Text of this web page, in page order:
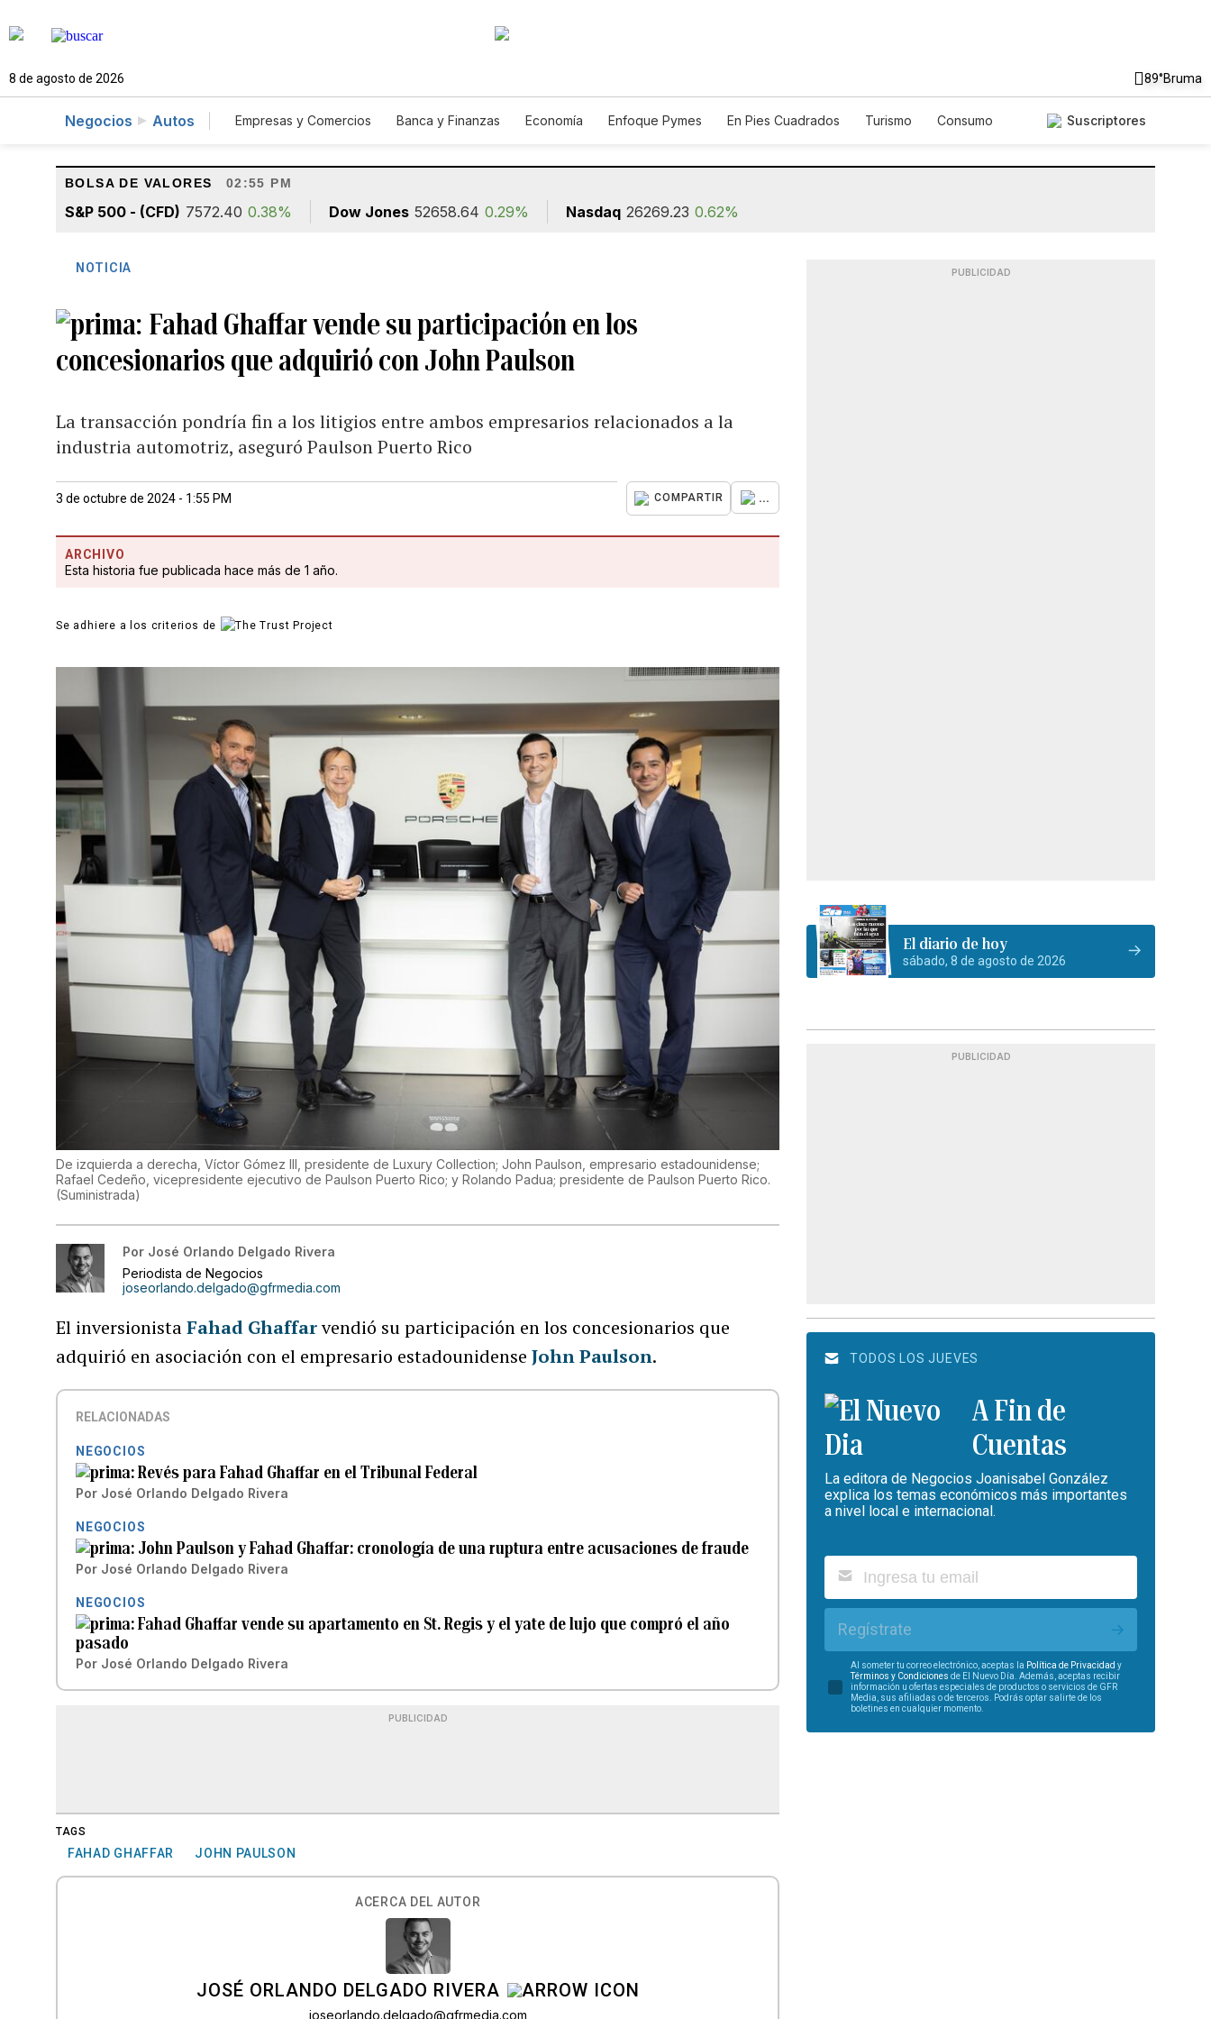
8 de agosto de 2026 89°Bruma
Negocios Autos Empresas y Comercios Banca y Finanzas Economía Enfoque Pymes En Pies Cuadrados Turismo
Consumo
Suscriptores
BOLSA DE VALORES 02:55 PM
S&P 500 - (CFD) 7572.40 0.38% Dow Jones 52658.64 0.29% Nasdaq 26269.23 0.62%
NOTICIA
Fahad Ghaffar vende su participación en los
concesionarios que adquirió con John Paulson
La transacción pondría fin a los litigios entre ambos empresarios relacionados a la
industria automotriz, aseguró Paulson Puerto Rico
3 de octubre de 2024 - 1:55 PM COMPARTIR ...
ARCHIVO
Esta historia fue publicada hace más de 1 año.
Se adhiere a los criterios de
De izquierda a derecha, Víctor Gómez III, presidente de Luxury Collection; John Paulson, empresario estadounidense;
Rafael Cedeño, vicepresidente ejecutivo de Paulson Puerto Rico; y Rolando Padua; presidente de Paulson Puerto Rico.
(Suministrada)
Por José Orlando Delgado Rivera
Periodista de Negocios
joseorlando.delgado@gfrmedia.com
El inversionistaFahad Ghaffarvendió su participación en los concesionarios que
adquirió en asociación con el empresario estadounidenseJohn Paulson.
RELACIONADAS
NEGOCIOS
Revés para Fahad Ghaffar en el Tribunal Federal
Por José Orlando Delgado Rivera
NEGOCIOS
John Paulson y Fahad Ghaffar: cronología de una ruptura entre acusaciones de fraude
Por José Orlando Delgado Rivera
NEGOCIOS
Fahad Ghaffar vende su apartamento en St. Regis y el yate de lujo que compró el año
pasado
Por José Orlando Delgado Rivera
PUBLICIDAD
TAGS
FAHAD GHAFFAR JOHN PAULSON
ACERCA DEL AUTOR
JOSÉ ORLANDO DELGADO RIVERA
joseorlando.delgado@gfrmedia.com
PUBLICIDAD
El diario de hoy
sábado, 8 de agosto de 2026
PUBLICIDAD
TODOS LOS JUEVES
A Fin de
Cuentas
La editora de Negocios Joanisabel González
explica los temas económicos más importantes
a nivel local e internacional.
Regístrate
Al someter tu correo electrónico, aceptas la Política de Privacidad y
Términos y Condiciones de El Nuevo Día. Además, aceptas recibir
información u ofertas especiales de productos o servicios de GFR
Media, sus afiliadas o de terceros. Podrás optar salirte de los
boletines en cualquier momento.